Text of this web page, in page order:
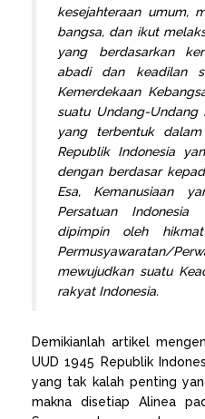
kesejahteraan umum,
bangsa, dan ikut
yang berdasarkan
abadi dan keadilan
Kemerdekaan
suatu Undang-Undang
yang terbentuk
Republik Indonesia
dengan berdasar
Esa, Kemanusiaan
Persatuan
dipimpin oleh
Permusyawaratan/
mewujudkan suatu
rakyat Indonesia.
Demikianlah artikel
UUD 1945 Republik
yang tak kalah penting
makna disetiap Alinea